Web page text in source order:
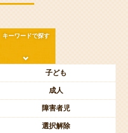
キーワードで探す
子ども
成人
障害者児
選択解除